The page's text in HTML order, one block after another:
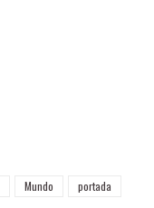
Mundo portada